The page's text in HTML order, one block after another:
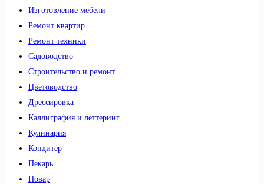
Изготовление мебели
Ремонт квартир
Ремонт техники
Садоводство
Строительство и ремонт
Цветоводство
Дрессировка
Каллиграфия и леттеринг
Кулинария
Кондитер
Пекарь
Повар